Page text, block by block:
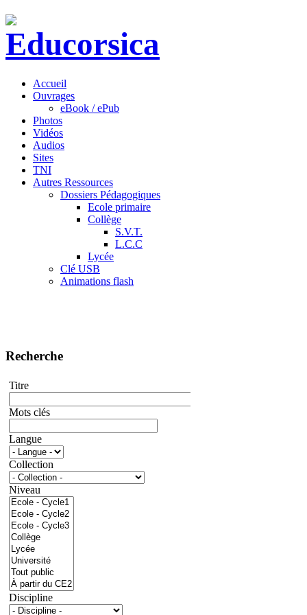
Accueil
Ouvrages
eBook / ePub
Photos
Vidéos
Audios
Sites
TNI
Autres Ressources
Dossiers Pédagogiques
Ecole primaire
Collège
S.V.T.
L.C.C
Lycée
Clé USB
Animations flash
Recherche
Titre
Mots clés
Langue
Collection
Niveau
Discipline